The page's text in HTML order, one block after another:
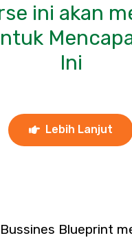
ini akan
Ini
Lebih Lanjut
Blueprint